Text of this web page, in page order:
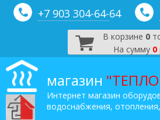
+7 903 304-64-64
В корзине 0
На сумму 0
магазин "ТЕПЛО
Интернет магазин
водоснабжения,